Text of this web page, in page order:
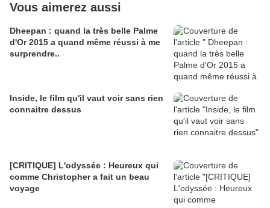
Vous aimerez aussi
Dheepan : quand la très belle Palme
d'Or 2015 a quand même réussi à me
surprendre..
Inside, le film qu'il vaut voir sans rien
connaitre dessus
[CRITIQUE] L'odyssée : Heureux qui
comme Christopher a fait un beau
voyage